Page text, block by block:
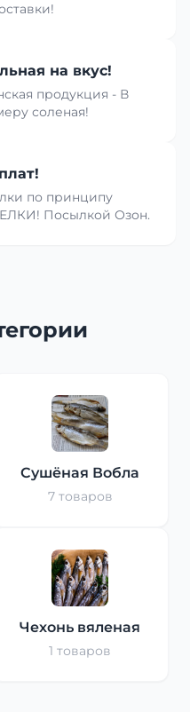
на вкус!
продукция - В
соленая!
по принципу
Посылкой Озон.
Сушёная Вобла
7 товаров
Чехонь вяленая
1 товаров